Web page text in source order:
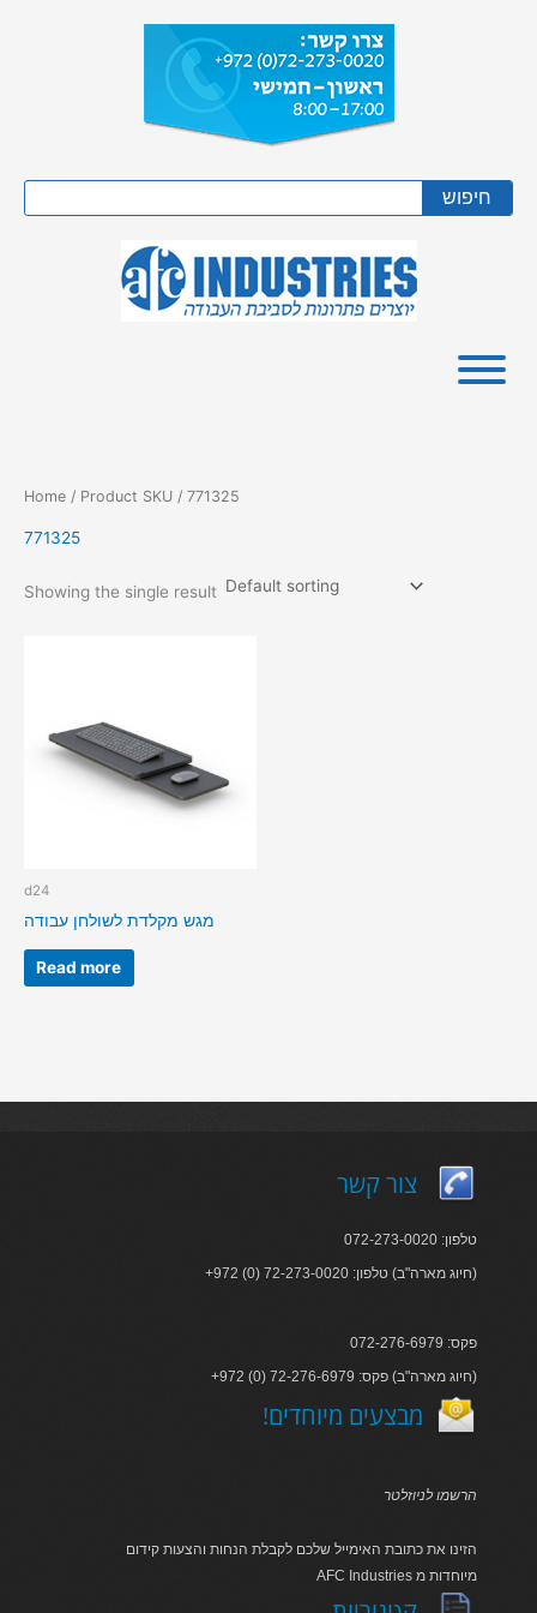
חיפוש
Home / Product SKU / 771325
771325
Showing the single result
d24
מגש מקלדת לשולחן עבודה
Read more
צור קשר
טלפון: 072-273-0020
+972 (0) 72-273-0020 :חיוג מארה"ב) טלפון)
פקס: 072-276-6979
+972 (0) 72-276-6979 :חיוג מארה"ב) פקס)
!מבצעים מיוחדים
הרשמו לניוזלטר
הזינו את כתובת האימייל שלכם לקבלת הנחות והצעות קידום
AFC Industries מיוחדות מ